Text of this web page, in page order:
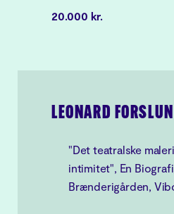
20.000 kr.
LEONARD
"Det teatralske
intimitet", En
Brænderigården,